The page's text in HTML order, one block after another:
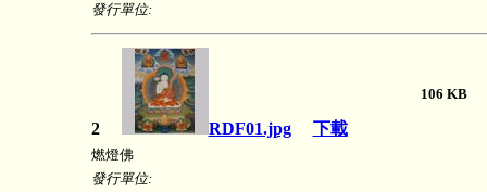
發行單位:
2 RDF01.jpg 下載
106
燃燈佛
發行單位: